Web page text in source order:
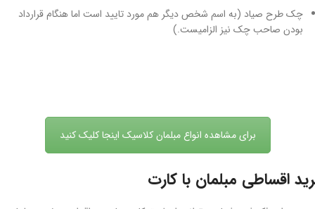
چک طرح صیاد (به اسم شخص دیگر هم مورد تایید است اما هنگام قرارداد
بودن صاحب چک نیز الزامیست.)
برای مشاهده انواع مبلمان کلاسیک اینجا کلیک کنید
اقساطی مبلمان با کارت